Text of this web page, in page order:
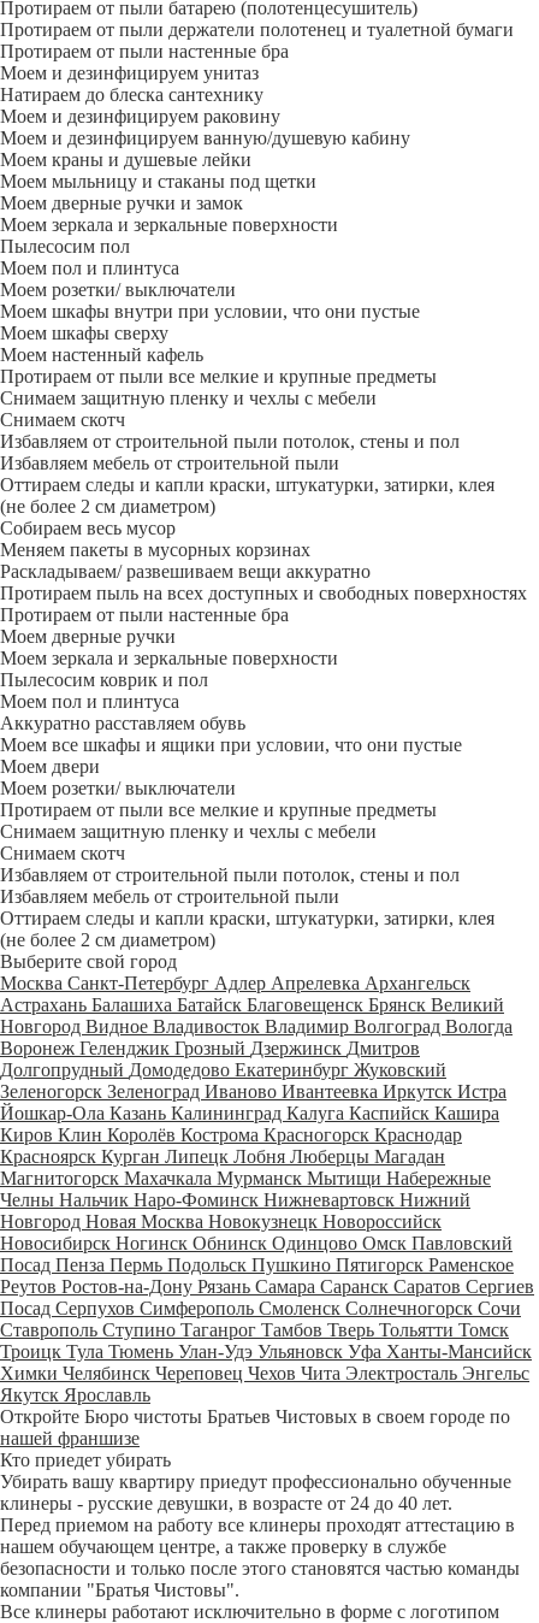
Протираем от пыли батарею (полотенцесушитель)
Протираем от пыли держатели полотенец и туалетной бумаги
Протираем от пыли настенные бра
Моем и дезинфицируем унитаз
Натираем до блеска сантехнику
Моем и дезинфицируем раковину
Моем и дезинфицируем ванную/душевую кабину
Моем краны и душевые лейки
Моем мыльницу и стаканы под щетки
Моем дверные ручки и замок
Моем зеркала и зеркальные поверхности
Пылесосим пол
Моем пол и плинтуса
Моем розетки/ выключатели
Моем шкафы внутри при условии, что они пустые
Моем шкафы сверху
Моем настенный кафель
Протираем от пыли все мелкие и крупные предметы
Снимаем защитную пленку и чехлы с мебели
Снимаем скотч
Избавляем от строительной пыли потолок, стены и пол
Избавляем мебель от строительной пыли
Оттираем следы и капли краски, штукатурки, затирки, клея
(не более 2 см диаметром)
Собираем весь мусор
Меняем пакеты в мусорных корзинах
Раскладываем/ развешиваем вещи аккуратно
Протираем пыль на всех доступных и свободных поверхностях
Протираем от пыли настенные бра
Моем дверные ручки
Моем зеркала и зеркальные поверхности
Пылесосим коврик и пол
Моем пол и плинтуса
Аккуратно расставляем обувь
Моем все шкафы и ящики при условии, что они пустые
Моем двери
Моем розетки/ выключатели
Протираем от пыли все мелкие и крупные предметы
Снимаем защитную пленку и чехлы с мебели
Снимаем скотч
Избавляем от строительной пыли потолок, стены и пол
Избавляем мебель от строительной пыли
Оттираем следы и капли краски, штукатурки, затирки, клея
(не более 2 см диаметром)
Выберите свой город
Москва Санкт-Петербург Адлер Апрелевка Архангельск
Астрахань Балашиха Батайск Благовещенск Брянск Великий
Новгород Видное Владивосток Владимир Волгоград Вологда
Воронеж Геленджик Грозный Дзержинск Дмитров
Долгопрудный Домодедово Екатеринбург Жуковский
Зеленогорск Зеленоград Иваново Ивантеевка Иркутск Истра
Йошкар-Ола Казань Калининград Калуга Каспийск Кашира
Киров Клин Королёв Кострома Красногорск Краснодар
Красноярск Курган Липецк Лобня Люберцы Магадан
Магнитогорск Махачкала Мурманск Мытищи Набережные
Челны Нальчик Наро-Фоминск Нижневартовск Нижний
Новгород Новая Москва Новокузнецк Новороссийск
Новосибирск Ногинск Обнинск Одинцово Омск Павловский
Посад Пенза Пермь Подольск Пушкино Пятигорск Раменское
Реутов Ростов-на-Дону Рязань Самара Саранск Саратов Сергиев
Посад Серпухов Симферополь Смоленск Солнечногорск Сочи
Ставрополь Ступино Таганрог Тамбов Тверь Тольятти Томск
Троицк Тула Тюмень Улан-Удэ Ульяновск Уфа Ханты-Мансийск
Химки Челябинск Череповец Чехов Чита Электросталь Энгельс
Якутск Ярославль
Откройте Бюро чистоты Братьев Чистовых в своем городе по
нашей франшизе
Кто приедет убирать
Убирать вашу квартиру приедут профессионально обученные
клинеры - русские девушки, в возрасте от 24 до 40 лет.
Перед приемом на работу все клинеры проходят аттестацию в
нашем обучающем центре, а также проверку в службе
безопасности и только после этого становятся частью команды
компании "Братья Чистовы".
Все клинеры работают исключительно в форме с логотипом